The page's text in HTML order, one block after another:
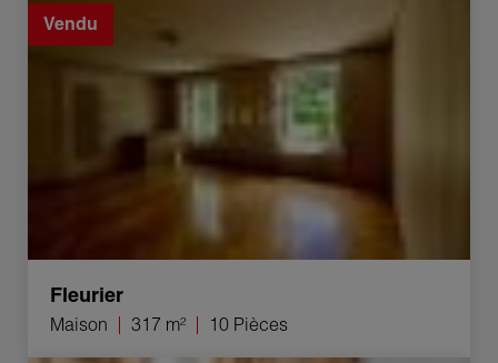
Vendu
Fleurier
Maison 317 m² 10 Pièces